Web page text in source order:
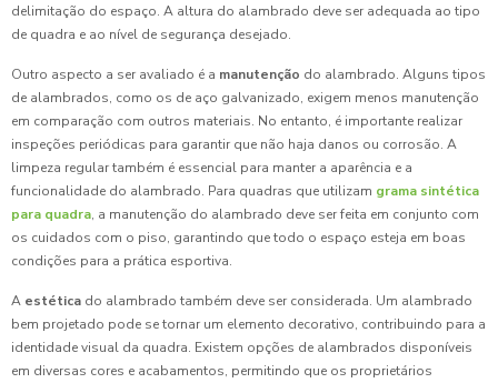
delimitação do espaço. A altura do alambrado deve ser adequada ao tipo
de quadra e ao nível de segurança desejado.
Outro aspecto a ser avaliado é a manutenção do alambrado. Alguns tipos
de alambrados, como os de aço galvanizado, exigem menos manutenção
em comparação com outros materiais. No entanto, é importante realizar
inspeções periódicas para garantir que não haja danos ou corrosão. A
limpeza regular também é essencial para manter a aparência e a
funcionalidade do alambrado. Para quadras que utilizam grama sintética
para quadra, a manutenção do alambrado deve ser feita em conjunto com
os cuidados com o piso, garantindo que todo o espaço esteja em boas
condições para a prática esportiva.
A estética do alambrado também deve ser considerada. Um alambrado
bem projetado pode se tornar um elemento decorativo, contribuindo para a
identidade visual da quadra. Existem opções de alambrados disponíveis
em diversas cores e acabamentos, permitindo que os proprietários